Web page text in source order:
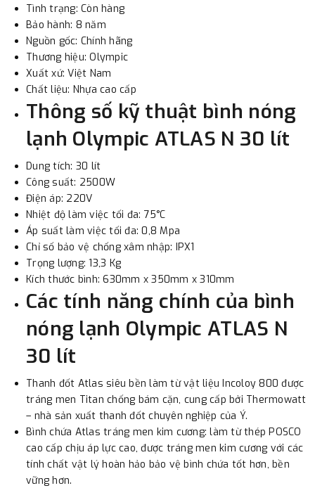
- Nếu địa điểm giao hàng khác với địa điểm thanh toán
hoặc với những đơn đặt hàng ngoài nội thành Hà Nội.
Chúng tôi sẽ thu tiền trước 100% giá trị hàng + phí vận
chuyển theo cước phí tính trong chính sách vận chuyển
bằng phương thức chuyển khoản trước khi giao hàng.
- Sau khi có thông tin xác thực đã chuyển tiền của quý
khách, chúng tôi sẽ thực hiện đơn hàng theo yêu cầu.
Tình trạng: Còn hàng
Bảo hành: 8 năm
Nguồn gốc: Chính hãng
Thương hiệu: Olympic
Xuất xứ: Việt Nam
Chất liệu: Nhựa cao cấp
Thông số kỹ thuật bình nóng
lạnh Olympic ATLAS N 30 lít
Dung tích: 30 lít
Công suất: 2500W
Điện áp: 220V
Nhiệt độ làm việc tối đa: 75°C
Áp suất làm việc tối đa: 0,8 Mpa
Chỉ số bảo vệ chống xâm nhập: IPX1
Trọng lượng: 13,3 Kg
Kích thước bình: 630mm x 350mm x 310mm
Các tính năng chính của bình
nóng lạnh Olympic ATLAS N
30 lít
Thanh đốt Atlas siêu bền làm từ vật liệu Incoloy 800 được
tráng men Titan chống bám cặn, cung cấp bởi Thermowatt
– nhà sản xuất thanh đốt chuyên nghiệp của Ý.
Bình chứa Atlas tráng men kim cương: làm từ thép POSCO
cao cấp chịu áp lực cao, được tráng men kim cương với các
tính chất vật lý hoàn hảo bảo vệ bình chứa tốt hơn, bền
vững hơn.